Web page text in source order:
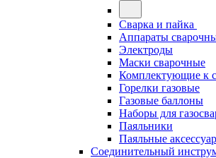
Сварка и пайка
Аппараты
Электроды
Маски сварочные
Комплектующие к
Горелки газовые
Газовые баллоны
Наборы для
Паяльники
Паяльные
Соединительный